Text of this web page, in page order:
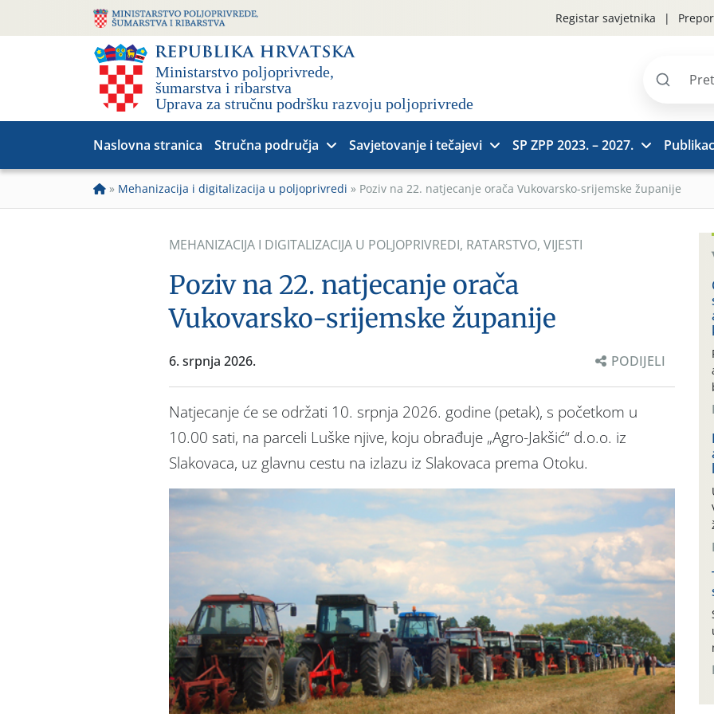
Registar savjetnika
Pretraži
Naslovna stranica Stručna područja Savjetovanje i tečajevi SP ZPP 2023. – 2027.
» Mehanizacija i digitalizacija u poljoprivredi » Poziv na 22. natjecanje orača Vukovarsko-srijemske županije
MEHANIZACIJA I DIGITALIZACIJA U POLJOPRIVREDI, RATARSTVO, VIJESTI
Poziv na 22. natjecanje orača
Vukovarsko-srijemske županije
6. srpnja 2026. PODIJELI
Natjecanje će se održati 10. srpnja 2026. godine (petak), s početkom u
10.00 sati, na parceli Luške njive, koju obrađuje „Agro-Jakšić“ d.o.o. iz
Slakovaca, uz glavnu cestu na izlazu iz Slakovaca prema Otoku.